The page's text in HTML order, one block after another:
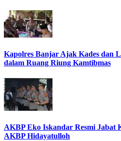
Kapolres Banjar Ajak Kades dan
dalam Ruang Riung Kamtibmas
AKBP Eko Iskandar Resmi Jabat
AKBP Hidayatulloh